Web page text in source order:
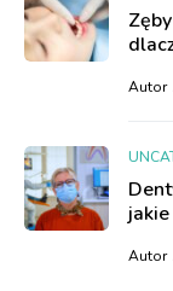
Autor
Autor